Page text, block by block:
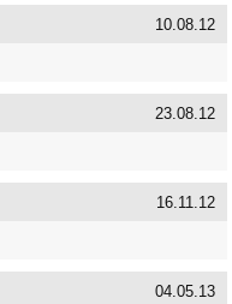
10.08.12
23.08.12
16.11.12
04.05.13